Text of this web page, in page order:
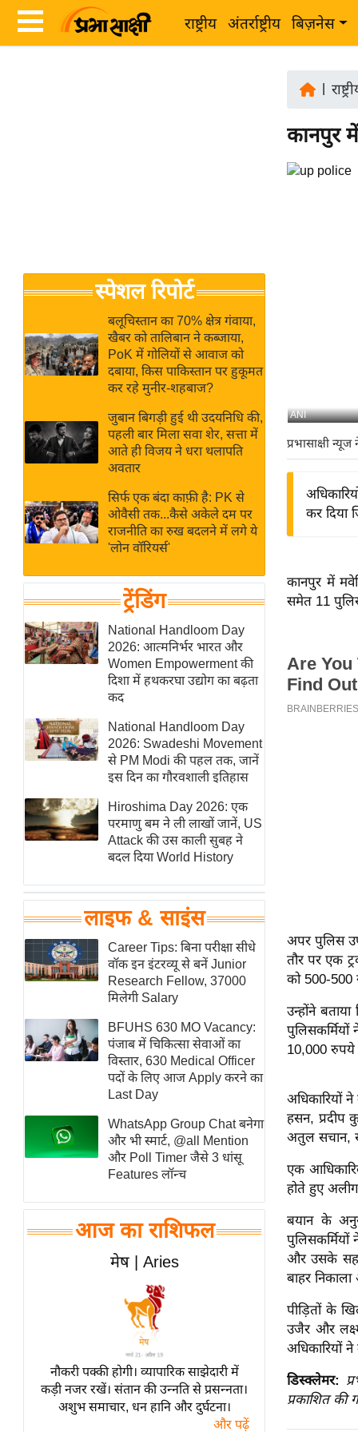
राष्ट्रीय अंतर्राष्ट्रीय बिज़नेस
Breaking
News in
Hindi
Hindi
Videos
जगत
राय
बजट
IPL
2026
ई-पेपर
मिसाल बेमिसाल
शख्सियत
यंग इंडिया
साहित्य जगत
ऑटो वर्ल्ड
न्यूज ब्रीफ
मनोरंजन जगत
बॉलीवुड
हॉलीवुड
फिल्म समीक्षा
Breaking
News
लाइफस्टाइल
टेक्नॉलॉजी
घरेलू नुस्खे
पर्यटन स्थल
फिटनेस मंत्रा
रिलेशनशिप
राजनीति
विश्लेषण
समसामयिक
मातृभूमि
एम.
आर.
आई.
समीक्षा
धर्म
ज्योतिष
त्योहार
राशिफल
विशेष
स्पेशल रिपोर्ट
बलूचिस्तान का 70% क्षेत्र गंवाया,
खैबर को तालिबान ने कब्जाया,
PoK में गोलियों से आवाज को
दबाया, किस पाकिस्तान पर हुकूमत
कर रहे मुनीर-शहबाज?
जुबान बिगड़ी हुई थी उदयनिधि की,
पहली बार मिला सवा शेर, सत्ता में
आते ही विजय ने धरा थलापति
अवतार
सिर्फ एक बंदा काफ़ी है: PK से
ओवैसी तक...कैसे अकेले दम पर
राजनीति का रुख बदलने में लगे ये
'लोन वॉरियर्स'
ट्रेंडिंग
National Handloom Day
2026: आत्मनिर्भर भारत और
Women Empowerment की
दिशा में हथकरघा उद्योग का बढ़ता
कद
National Handloom Day
2026: Swadeshi Movement
से PM Modi की पहल तक, जानें
इस दिन का गौरवशाली इतिहास
Hiroshima Day 2026: एक
परमाणु बम ने ली लाखों जानें, US
Attack की उस काली सुबह ने
बदल दिया World History
लाइफ & साइंस
Career Tips: बिना परीक्षा सीधे
वॉक इन इंटरव्यू से बनें Junior
Research Fellow, 37000
मिलेगी Salary
BFUHS 630 MO Vacancy:
पंजाब में चिकित्सा सेवाओं का
विस्तार, 630 Medical Officer
पदों के लिए आज Apply करने का
Last Day
WhatsApp Group Chat बनेगा
और भी स्मार्ट, @all Mention
और Poll Timer जैसे 3 धांसू
Features लॉन्च
आज का राशिफल
मेष | Aries
नौकरी पक्की होगी। व्यापारिक साझेदारी में
कड़ी नजर रखें। संतान की उन्नति से प्रसन्नता।
अशुभ समाचार, धन हानि और दुर्घटना।
और पढ़ें
कानपुर
ANI
प्रभासाक्षी न्यूज
कर दिया
कानपुर में
समेत 11
अपर पुलिस
तौर पर एक
को 500-500
उन्होंने
10,000 रुपये
अधिकारियों
हसन,
अतुल सचान,
एक
होते हुए
बयान के
और उसके
बाहर
पीड़ितों के
उजैर और
अधिकारियों
डिस्क्लेमर:
प्रकाशित की